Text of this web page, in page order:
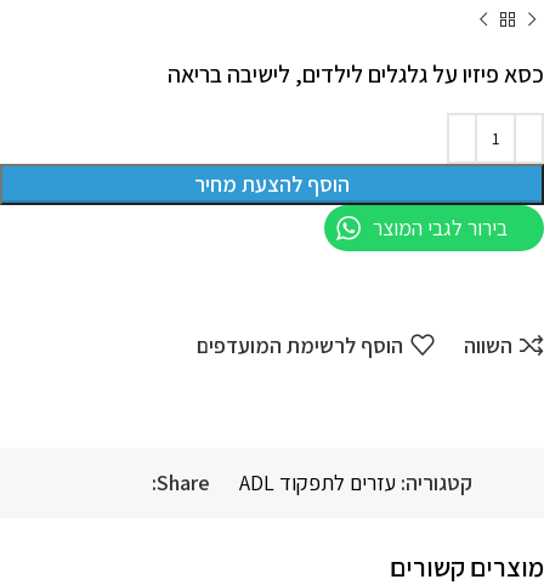
כסא פיזיו על גלגלים לילדים, לישיבה בריאה
הוסף להצעת מחיר
בירור לגבי המוצר
השווה הוסף לרשימת המועדפים
קטגוריה: עזרים לתפקוד ADL Share:
מוצרים קשורים